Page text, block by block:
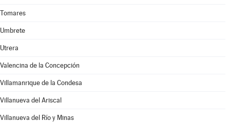
Tomares
Umbrete
Utrera
Valencina de la Concepción
Villamanrique de la Condesa
Villanueva del Ariscal
Villanueva del Río y Minas